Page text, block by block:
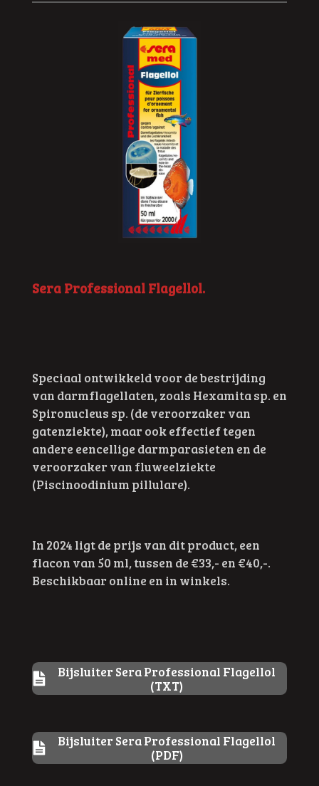
Sera Professional Flagellol.
Speciaal ontwikkeld voor de bestrijding
van darmflagellaten, zoals Hexamita sp. en
Spironucleus sp. (de veroorzaker van
gatenziekte), maar ook effectief tegen
andere eencellige darmparasieten en de
veroorzaker van fluweelziekte
(Piscinoodinium pillulare).
In 2024 ligt de prijs van dit product, een
flacon van 50 ml, tussen de €33,- en €40,-.
Beschikbaar online en in winkels.
Bijsluiter Sera Professional Flagellol
(TXT)
Bijsluiter Sera Professional Flagellol
(PDF)